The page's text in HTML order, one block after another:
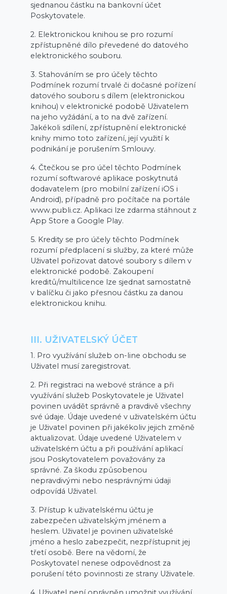
sjednanou částku na bankovní účet
Poskytovatele.
2. Elektronickou knihou se pro rozumí
zpřístupněné dílo převedené do datového
elektronického souboru.
3. Stahováním se pro účely těchto
Podmínek rozumí trvalé či dočasné pořízení
datového souboru s dílem (elektronickou
knihou) v elektronické podobě Uživatelem
na jeho vyžádání, a to na dvě zařízení.
Jakékoli sdílení, zpřístupnění elektronické
knihy mimo toto zařízení, její využití k
podnikání je porušením Smlouvy.
4. Čtečkou se pro účel těchto Podmínek
rozumí softwarové aplikace poskytnutá
dodavatelem (pro mobilní zařízení iOS i
Android), případně pro počítače na portále
www.publi.cz. Aplikaci lze zdarma stáhnout z
App Store a Google Play.
5. Kredity se pro účely těchto Podmínek
rozumí předplacení si služby, za které může
Uživatel pořizovat datové soubory s dílem v
elektronické podobě. Zakoupení
kreditů/multilicence lze sjednat samostatně
v balíčku či jako přesnou částku za danou
elektronickou knihu.
III. UŽIVATELSKÝ ÚČET
1. Pro využívání služeb on-line obchodu se
Uživatel musí zaregistrovat.
2. Při registraci na webové stránce a při
využívání služeb Poskytovatele je Uživatel
povinen uvádět správně a pravdivě všechny
své údaje. Údaje uvedené v uživatelském účtu
je Uživatel povinen při jakékoliv jejich změně
aktualizovat. Údaje uvedené Uživatelem v
uživatelském účtu a při používání aplikací
jsou Poskytovatelem považovány za
správné. Za škodu způsobenou
nepravdivými nebo nesprávnými údaji
odpovídá Uživatel.
3. Přístup k uživatelskému účtu je
zabezpečen uživatelským jménem a
heslem. Uživatel je povinen uživatelské
jméno a heslo zabezpečit, nezpřístupnit jej
třetí osobě. Bere na vědomí, že
Poskytovatel nenese odpovědnost za
porušení této povinnosti ze strany Uživatele.